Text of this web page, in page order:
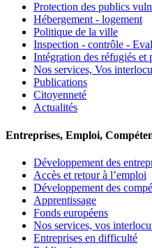
Protection des publics
Hébergement - logement
Politique de la ville
Inspection - contrôle -
Intégration des réfugiés et
Nos services, Vos
Publications
Citoyenneté
Actualités
Entreprises, Emploi,
Développement des
Accès et retour à l’emploi
Développement des
Apprentissage
Fonds européens
Nos services, vos
Entreprises en difficulté